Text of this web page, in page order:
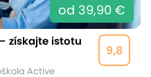
od 39,90 €
9,8
získajte istotu
Active